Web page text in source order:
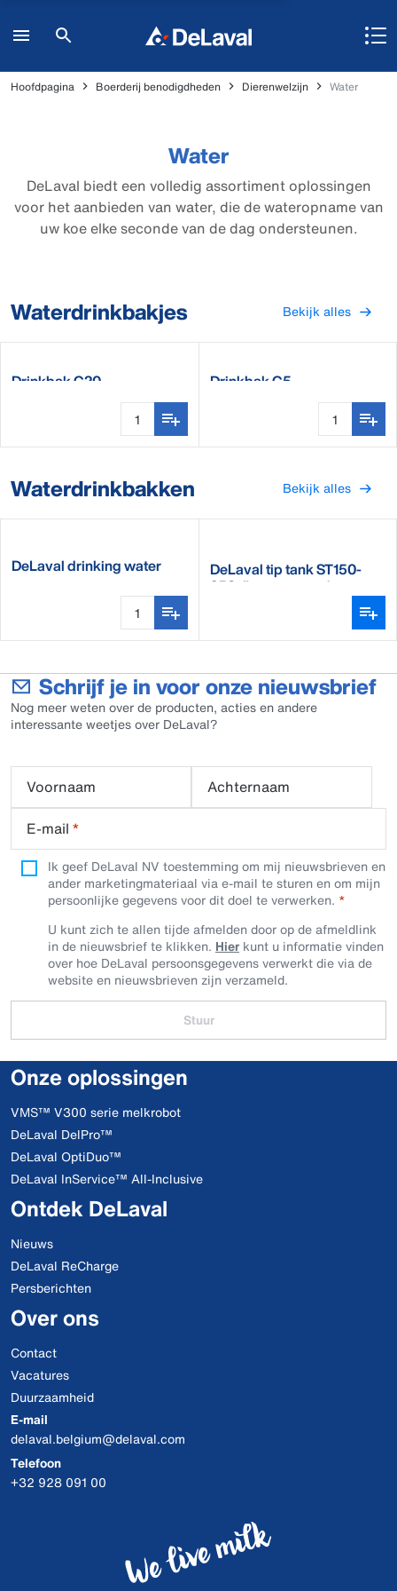
Hoofdpagina Boerderij benodigdheden Dierenwelzijn Water
Water
DeLaval biedt een volledig assortiment oplossingen
voor het aanbieden van water, die de wateropname van
uw koe elke seconde van de dag ondersteunen.
Waterdrinkbakjes Bekijk alles
Drinkbak C20 Drinkbak C5
Waterdrinkbakken Bekijk alles
DeLaval drinking water DeLaval tip tank ST150-
250, floor mounted
Schrijf je in voor onze nieuwsbrief
Nog meer weten over de producten, acties en andere
interessante weetjes over DeLaval?
Voornaam
Achternaam
E-mail *
Ik geef DeLaval NV toestemming om mij nieuwsbrieven en
ander marketingmateriaal via e-mail te sturen en om mijn
persoonlijke gegevens voor dit doel te verwerken.
U kunt zich te allen tijde afmelden door op de afmeldlink
in de nieuwsbrief te klikken. Hier kunt u informatie vinden
over hoe DeLaval persoonsgegevens verwerkt die via de
website en nieuwsbrieven zijn verzameld.
Stuur
Onze oplossingen
VMS™ V300 serie melkrobot
DeLaval DelPro™
DeLaval OptiDuo™
DeLaval InService™ All-Inclusive
Ontdek DeLaval
Nieuws
DeLaval ReCharge
Persberichten
Over ons
Contact
Vacatures
Duurzaamheid
E-mail
delaval.belgium@delaval.com
Telefoon
+32 928 091 00